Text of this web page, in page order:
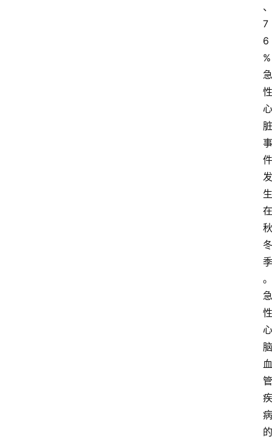
、
7
6
%
急
性
心
脏
事
件
发
生
在
秋
冬
季
。
急
性
心
脑
血
管
疾
病
的